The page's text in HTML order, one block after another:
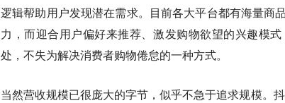
逻辑帮助用户发现潜在需求。目前各大平台都有海量商
力，而迎合用户偏好来推荐、激发购物欲望的兴趣模
处，不失为解决消费者购物倦怠的一种方式。
当然营收规模已很庞大的字节，似乎不急于追求规模。